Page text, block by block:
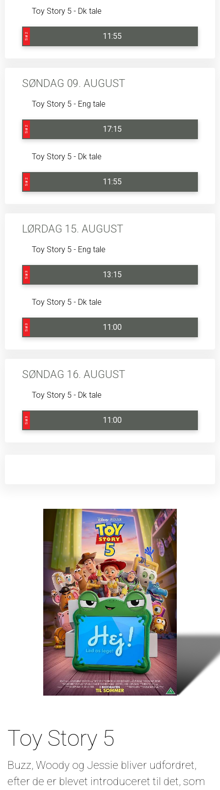
Toy Story 5 - Dk tale
Sal 2 11:55
SØNDAG 09. AUGUST
Toy Story 5 - Eng tale
Sal 2 17:15
Toy Story 5 - Dk tale
Sal 2 11:55
LØRDAG 15. AUGUST
Toy Story 5 - Eng tale
Sal 3 13:15
Toy Story 5 - Dk tale
Sal 3 11:00
SØNDAG 16. AUGUST
Toy Story 5 - Dk tale
Sal 3 11:00
Toy Story 5
Buzz, Woody og Jessie bliver udfordret,
efter de er blevet introduceret til det, som